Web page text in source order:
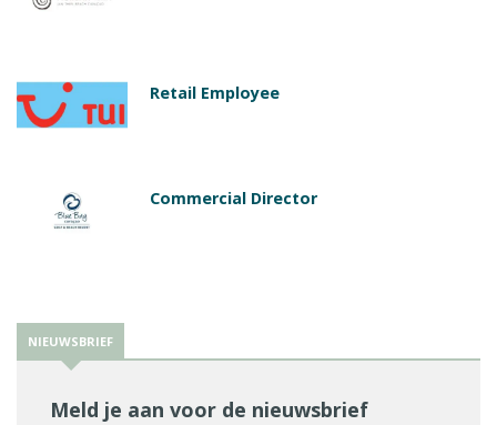
Retail Employee
Commercial Director
NIEUWSBRIEF
Meld je aan voor de nieuwsbrief